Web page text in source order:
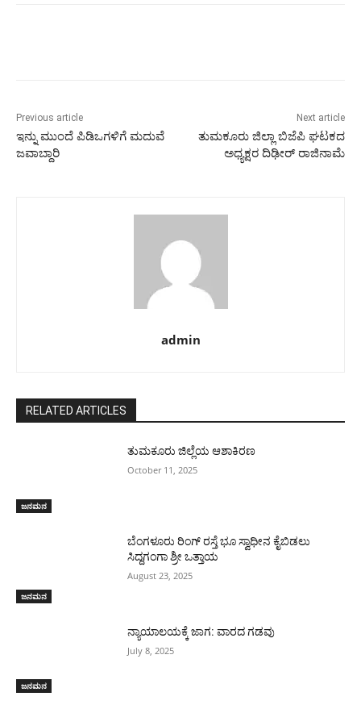
Previous article
ಇನ್ನು ಮುಂದೆ ಪಿಡಿಒಗಳಿಗೆ ಮದುವೆ
ಜವಾಬ್ದಾರಿ
Next article
ತುಮಕೂರು ಜಿಲ್ಲಾ ಬಿಜೆಪಿ ಘಟಕದ
ಅಧ್ಯಕ್ಷರ ದಿಢೀರ್ ರಾಜಿನಾಮೆ
admin
RELATED ARTICLES
ಜನಮನ
ತುಮಕೂರು ಜಿಲ್ಲೆಯ ಆಶಾಕಿರಣ
October 11, 2025
ಜನಮನ
ಬೆಂಗಳೂರು ರಿಂಗ್ ರಸ್ತೆ ಭೂ ಸ್ವಾಧೀನ ಕೈಬಿಡಲು
ಸಿದ್ದಗಂಗಾ ಶ್ರೀ ಒತ್ತಾಯ
August 23, 2025
ಜನಮನ
ನ್ಯಾಯಾಲಯಕ್ಕೆ ಜಾಗ: ವಾರದ ಗಡವು
July 8, 2025